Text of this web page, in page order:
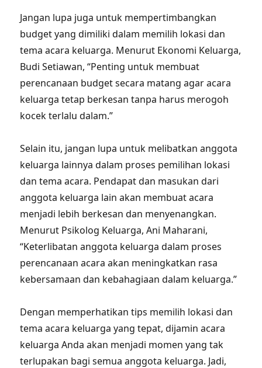
Jangan lupa juga untuk mempertimbangkan
budget yang dimiliki dalam memilih lokasi dan
tema acara keluarga. Menurut Ekonomi Keluarga,
Budi Setiawan, “Penting untuk membuat
perencanaan budget secara matang agar acara
keluarga tetap berkesan tanpa harus merogoh
kocek terlalu dalam.”
Selain itu, jangan lupa untuk melibatkan anggota
keluarga lainnya dalam proses pemilihan lokasi
dan tema acara. Pendapat dan masukan dari
anggota keluarga lain akan membuat acara
menjadi lebih berkesan dan menyenangkan.
Menurut Psikolog Keluarga, Ani Maharani,
“Keterlibatan anggota keluarga dalam proses
perencanaan acara akan meningkatkan rasa
kebersamaan dan kebahagiaan dalam keluarga.”
Dengan memperhatikan tips memilih lokasi dan
tema acara keluarga yang tepat, dijamin acara
keluarga Anda akan menjadi momen yang tak
terlupakan bagi semua anggota keluarga. Jadi,